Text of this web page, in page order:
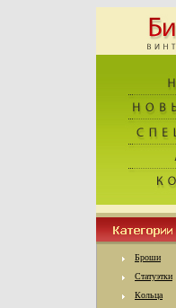
Броши
Статуэтки
Кольца